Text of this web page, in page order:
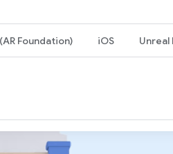
Foundation) iOS Unreal